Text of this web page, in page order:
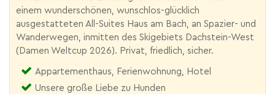
einem wunderschönen, wunschlos-glücklich
ausgestatteten All-Suites Haus am Bach, an Spazier- und
Wanderwegen, inmitten des Skigebiets Dachstein-West
(Damen Weltcup 2026). Privat, friedlich, sicher.
Appartementhaus, Ferienwohnung, Hotel
Unsere große Liebe zu Hunden